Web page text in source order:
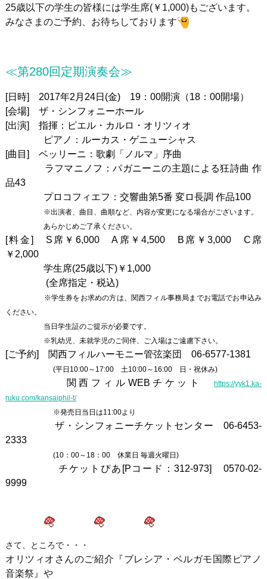
25歳以下の学生の皆様には学生席(￥1,000)もございます。
みなさまのご予約、お待ちしております
≪第280回定期演奏会≫
[日時] 2017年2月24日(金) 19：00開演（18：00開場）
[会場] ザ・シンフォニーホール
[出演] 指揮：ピエル・カルロ・オリツィオ
ピアノ：ルーカス・ゲニューシャス
[曲目] ベッリーニ：歌劇「ノルマ」序曲
ラフマニノフ：パガニーニの主題による狂詩曲 作
品43
プロコフィエフ：交響曲第5番 変ロ長調 作品100
※出演者、曲目、曲順など、内容が変更になる場合がございます。
あらかじめご了承ください。
[料金] S席￥6,000 A席￥4,500 B席￥3,000 C席
￥2,000
学生席(25歳以下)￥1,000
(全席指定・税込)
※学生券をお求めの方は、関西フィル事務局までお電話でお申込み
ください。
当日学生証のご提示が必要です。
※乳幼児、未就学児のご同伴、ご入場はご遠慮下さい。
[ご予約] 関西フィルハーモニー管弦楽団 06-6577-1381
(平日10:00～17:00 土10:00～16:00 日・祝休み)
関西フィルWEBチケットhttps://yyk1.ka-
ruku.com/kansaiphil-t/
※発売日当日は11:00より
ザ・シンフォニーチケットセンター 06-6453-
2333
(10：00～18：00 休業日 毎週火曜日)
チケットぴあ[Pコード：312-973] 0570-02-
9999
さて、ところで・・・
オリツィオさんのご紹介『ブレシア・ベルガモ国際ピアノ
音楽祭』や